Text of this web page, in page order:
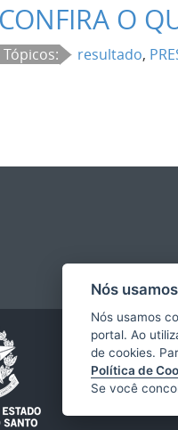
CONFIRA O
Tópicos: resultado,
Nós
Nós usamos
portal. Ao
de cookies.
Política de
Se você